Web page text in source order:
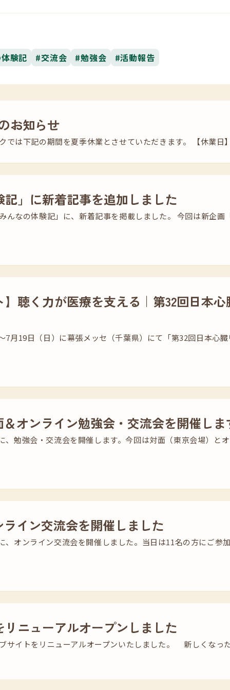
験記 #交流会 #勉強会 #活動報告
お知らせ
では下記の期間を夏季休業とさせていただきます。 【休業
」に新着記事を追加しました
んなの体験記」に、新着記事を掲載しました。 今回は新企画
聴く力が医療を支える｜第32回日本
7月19日（日）に幕張メッセ（千葉県）にて「第32回日本心
オンライン勉強会・交流会を開催しま
、勉強会・交流会を開催します。今回は対面（東京会場）と
イン交流会を開催しました
、オンライン交流会を開催しました。当日は11名の方にご参
ニューアルオープンしました
イトをリニューアルオープンいたしました。 新しくなっ